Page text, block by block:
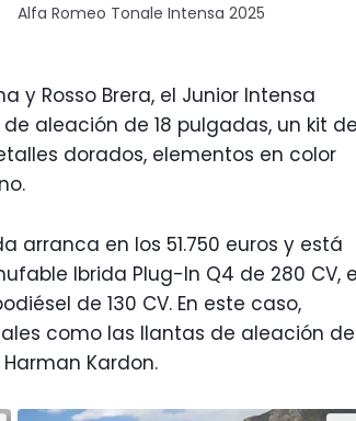
Alfa Romeo Tonale Intensa 2025
y Rosso Brera, el Junior Intensa
aleación de 18 pulgadas, un kit de
dorados, elementos en color
arranca en los 51.750 euros y está
Ibrida Plug-In Q4 de 280 CV,
de 130 CV. En este caso,
como las llantas de aleación de
Kardon.